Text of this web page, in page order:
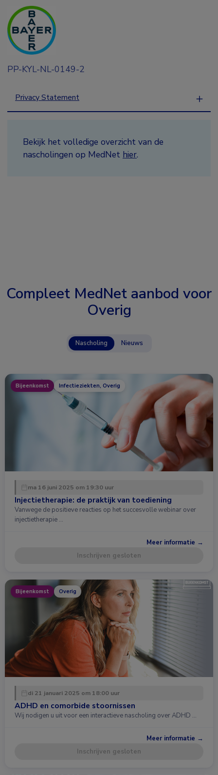
PP-KYL-NL-0149-2
Privacy Statement
Bekijk het volledige overzicht van de
nascholingen op MedNet hier.
Compleet MedNet aanbod voor
Overig
Nascholing Nieuws
Bijeenkomst Infectieziekten, Overig
ma 16 juni 2025 om 19:30 uur
Injectietherapie: de praktijk van toediening
Vanwege de positieve reacties op het succesvolle webinar over
injectietherapie …
Meer informatie →
Inschrijven gesloten
Bijeenkomst Overig
di 21 januari 2025 om 18:00 uur
ADHD en comorbide stoornissen
Wij nodigen u uit voor een interactieve nascholing over ADHD …
Meer informatie →
Inschrijven gesloten